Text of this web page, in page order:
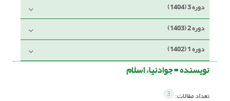
دوره 3 (1404)
دوره 2 (1403)
دوره 1 (1402)
نویسنده =جوادنیا، اسلام
تعداد مقالات: 3